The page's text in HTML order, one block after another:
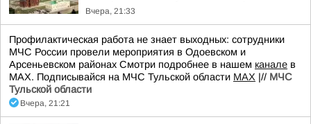
Вчера, 21:33
Профилактическая работа не знает выходных: сотрудники
МЧС России провели мероприятия в Одоевском и
Арсеньевском районах Смотри подробнее в нашем канале в
МАХ. Подписывайся на МЧС Тульской области MAX |// МЧС
Тульской области
Вчера, 21:21